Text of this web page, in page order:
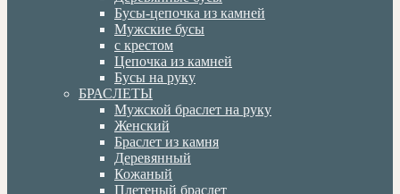
Бусы-цепочка из камней
Мужские бусы
с крестом
Цепочка из камней
Бусы на руку
БРАСЛЕТЫ
Мужской браслет на руку
Женский
Браслет из камня
Деревянный
Кожаный
Плетеный браслет